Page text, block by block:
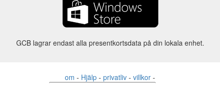
GCB lagrar endast alla presentkortsdata på din lokala enhet.
om - Hjälp - privatliv - villkor -